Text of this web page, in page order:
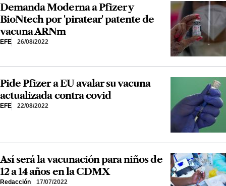
Demanda Moderna a Pfizer y
BioNtech por 'piratear' patente de
vacuna ARNm
EFE 26/08/2022
Pide Pfizer a EU avalar su vacuna
actualizada contra covid
EFE 22/08/2022
Así será la vacunación para niños de
12 a 14 años en la CDMX
Redacción 17/07/2022